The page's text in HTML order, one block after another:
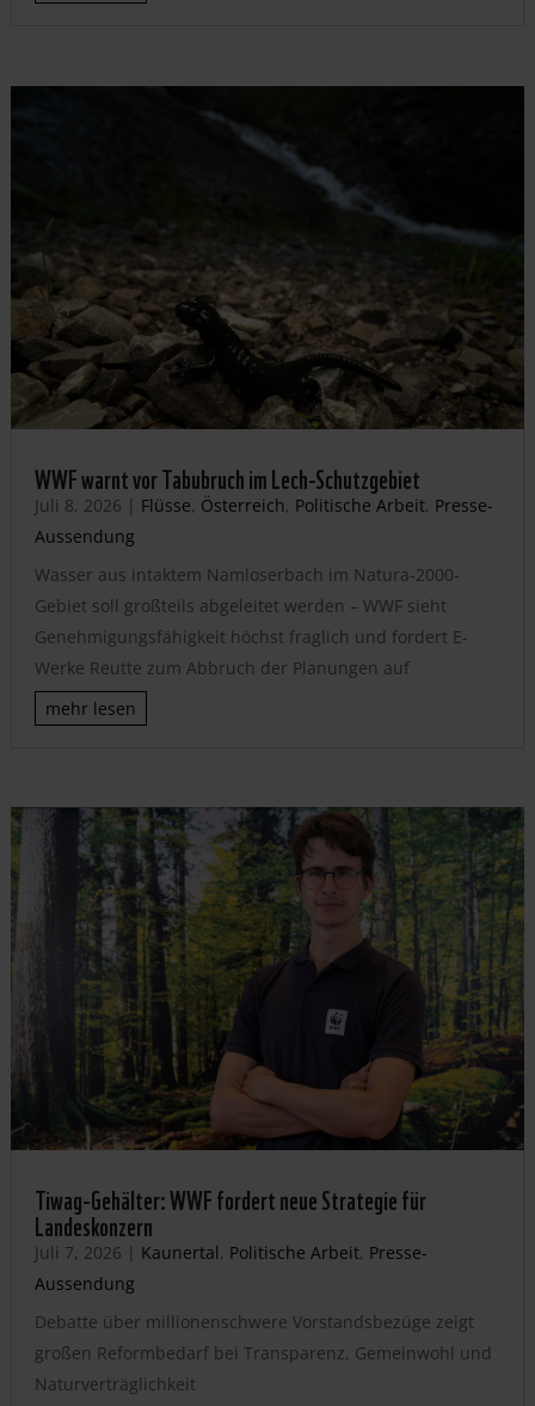
WWF warnt vor Tabubruch im Lech-Schutzgebiet
Juli 8, 2026 | Flüsse, Österreich, Politische Arbeit, Presse-
Aussendung
Wasser aus intaktem Namloserbach im Natura-2000-
Gebiet soll großteils abgeleitet werden – WWF sieht
Genehmigungsfähigkeit höchst fraglich und fordert E-
Werke Reutte zum Abbruch der Planungen auf
mehr lesen
Tiwag-Gehälter: WWF fordert neue Strategie für
Landeskonzern
Juli 7, 2026 | Kaunertal, Politische Arbeit, Presse-
Aussendung
Debatte über millionenschwere Vorstandsbezüge zeigt
großen Reformbedarf bei Transparenz, Gemeinwohl und
Naturverträglichkeit